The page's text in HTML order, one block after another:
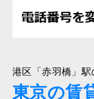
港区「赤羽橋」
東京の賃